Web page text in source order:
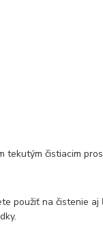
tekutým čistiacim
použiť na čistenie aj